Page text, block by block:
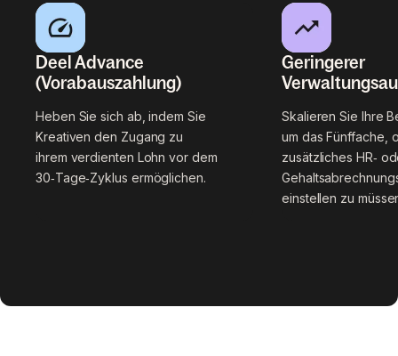
Deel Advance
(Vorabauszahlung)
Heben Sie sich ab, indem Sie
Kreativen den Zugang zu
ihrem verdienten Lohn vor dem
30‑Tage‑Zyklus ermöglichen.
Geringerer
Skalieren Sie Ihre
um das Fünffache,
zusätzliches HR‑
einstellen zu